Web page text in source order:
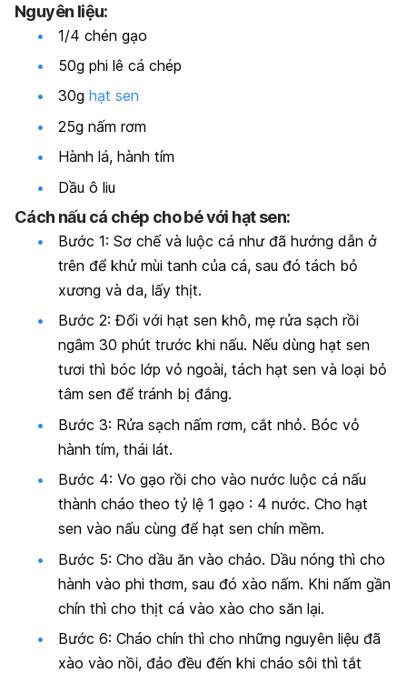
Nguyên liệu:
1/4 chén gạo
50g phi lê cá chép
30g hạt sen
25g nấm rơm
Hành lá, hành tím
Dầu ô liu
Cách nấu cá chép cho bé với hạt sen:
Bước 1: Sơ chế và luộc cá như đã hướng dẫn ở
trên để khử mùi tanh của cá, sau đó tách bỏ
xương và da, lấy thịt.
Bước 2: Đối với hạt sen khô, mẹ rửa sạch rồi
ngâm 30 phút trước khi nấu. Nếu dùng hạt sen
tươi thì bóc lớp vỏ ngoài, tách hạt sen và loại bỏ
tâm sen để tránh bị đắng.
Bước 3: Rửa sạch nấm rơm, cắt nhỏ. Bóc vỏ
hành tím, thái lát.
Bước 4: Vo gạo rồi cho vào nước luộc cá nấu
thành cháo theo tỷ lệ 1 gạo : 4 nước. Cho hạt
sen vào nấu cùng để hạt sen chín mềm.
Bước 5: Cho dầu ăn vào chảo. Dầu nóng thì cho
hành vào phi thơm, sau đó xào nấm. Khi nấm gần
chín thì cho thịt cá vào xào cho săn lại.
Bước 6: Cháo chín thì cho những nguyên liệu đã
xào vào nồi, đảo đều đến khi cháo sôi thì tắt